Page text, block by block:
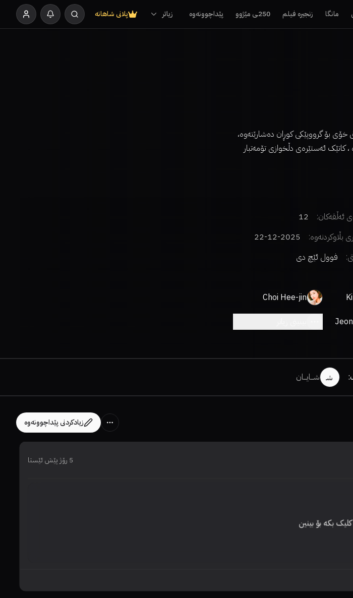
مانگا زنجیرە فیلم 250ـی مێژوو پێداچوونەوە زیاتر پلانی شاهانە
خۆی بۆ گرووپێکی کوڕان دەشارێتەوە،
کاتێک ئەستێرەی دڵخوازی تۆمەتبار
ئەڵقەکان:
12
بڵاوکردنەوە:
2025-12-22
فوول ئێچ دی
Choi Hee-jin
: شـ شـــایـــان
زیادکردنی پێداچوونەوە
5 رۆژ پێش ئێستا
بکە بۆ بینین